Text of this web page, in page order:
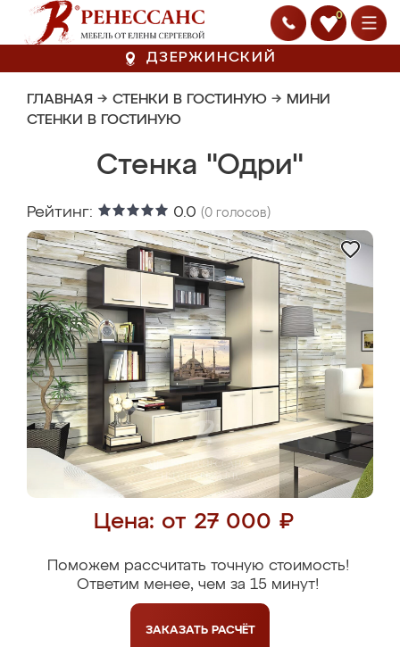
0
ДЗЕРЖИНСКИЙ
ГЛАВНАЯ → СТЕНКИ В ГОСТИНУЮ → МИНИ
СТЕНКИ В ГОСТИНУЮ
Стенка "Одри"
Рейтинг: 0.0 (0 голосов)
Цена: от 27 000 ₽
Поможем рассчитать точную стоимость!
Ответим менее, чем за 15 минут!
ЗАКАЗАТЬ РАСЧЁТ